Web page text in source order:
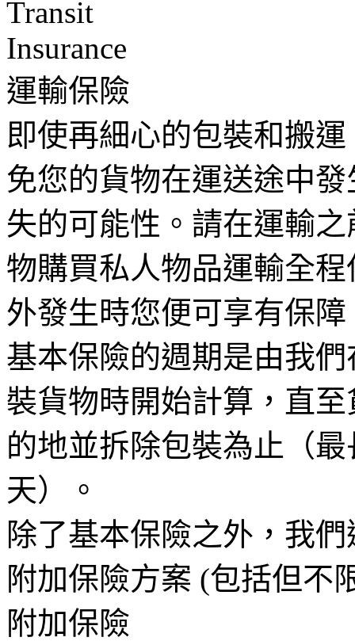
運輸保險
即使再細心的包裝和搬
免您的貨物在運送途中
失的可能性。請在運輸
物購買私人物品運輸全
外發生時您便可享有保障
基本保險的週期是由我
裝貨物時開始計算，直
的地並拆除包裝為止（
天）。
除了基本保險之外，我
附加保險方案 (包括但不
附加保險